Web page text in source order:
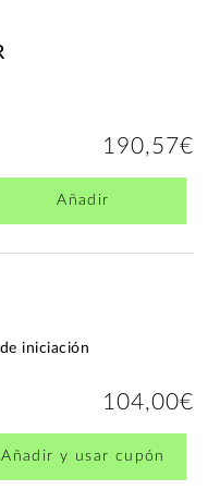
190,57€
Añadir
iniciación
104,00€
Añadir y usar cupón